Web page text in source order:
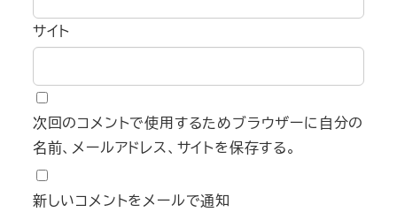
サイト
次回のコメントで使用するためブラウザーに自分の
名前、メールアドレス、サイトを保存する。
新しいコメントをメールで通知